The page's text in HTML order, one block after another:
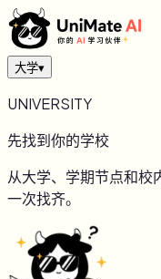
大学▾
UNIVERSITY
先找到你的学校
从大学、学期节点和校
一次找齐。